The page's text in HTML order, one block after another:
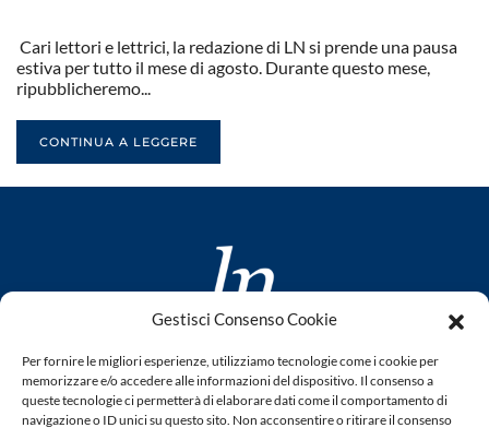
Gestisci Consenso Cookie
Per fornire le migliori esperienze, utilizziamo tecnologie come i cookie per
memorizzare e/o accedere alle informazioni del dispositivo. Il consenso a
queste tecnologie ci permetterà di elaborare dati come il comportamento di
navigazione o ID unici su questo sito. Non acconsentire o ritirare il consenso
Cari lettori e lettrici, la redazione di LN si prende una pausa
estiva per tutto il mese di agosto. Durante questo mese,
ripubblicheremo...
CONTINUA A LEGGERE
www.laletteraturaenoi.it
fondato da Romano Luperini
Questo blog non rappresenta una testata giornalistica in